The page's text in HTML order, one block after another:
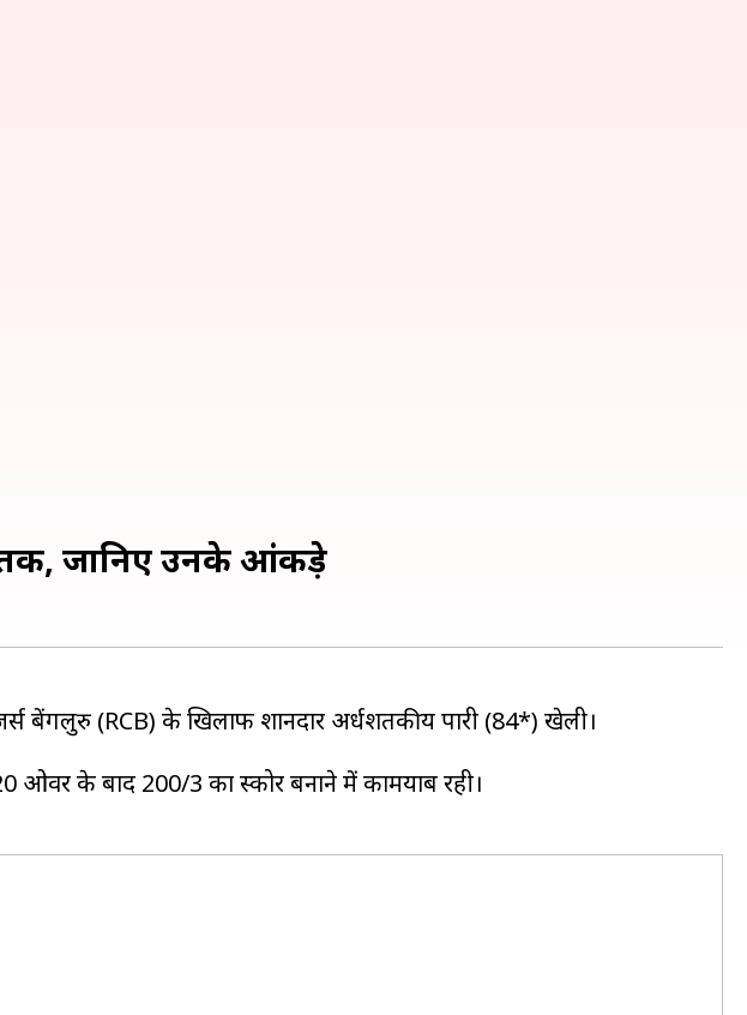
जानिए उनके आंकड़े
बेंगलुरु (RCB) के खिलाफ शानदार अर्धशतकीय पारी (84*) खेली।
ओवर के बाद 200/3 का स्कोर बनाने में कामयाब रही।